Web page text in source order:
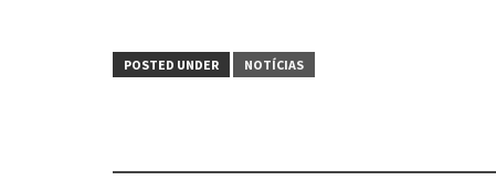
POSTED UNDER NOTÍCIAS